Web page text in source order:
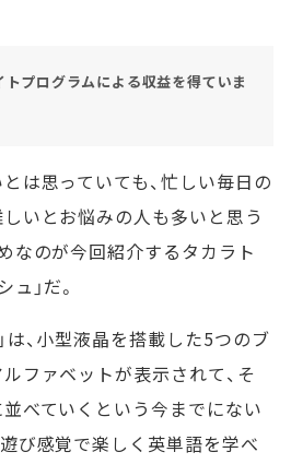
プログラムによる収益を得ていま
は思っていても、忙しい毎日の
いとお悩みの人も多いと思う
なのが今回紹介するタカラト
」だ。
は、小型液晶を搭載した5つのブ
ファベットが表示されて、そ
べていくという今までにない
び感覚で楽しく英単語を学べ